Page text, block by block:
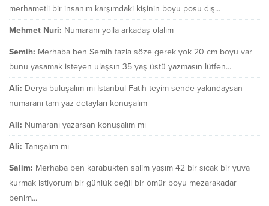
merhametli bir insanım karşımdaki kişinin boyu posu dış...
Mehmet Nuri: Numaranı yolla arkadaş olalım
Semih: Merhaba ben Semih fazla söze gerek yok 20 cm boyu var
bunu yasamak isteyen ulaşsın 35 yaş üstü yazmasın lütfen...
Ali: Derya buluşalım mı İstanbul Fatih teyim sende yakındaysan
numaranı tam yaz detayları konuşalım
Ali: Numaranı yazarsan konuşalım mı
Ali: Tanışalım mı
Salim: Merhaba ben karabukten salim yaşım 42 bir sıcak bir yuva
kurmak istiyorum bir günlük değil bir ömür boyu mezarakadar
benim...